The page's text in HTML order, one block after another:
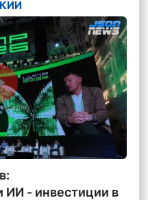
КИИ
видео
ИИ - инвестиции в